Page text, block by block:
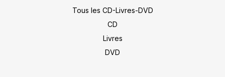
Tous les CD-Livres-DVD
CD
Livres
DVD